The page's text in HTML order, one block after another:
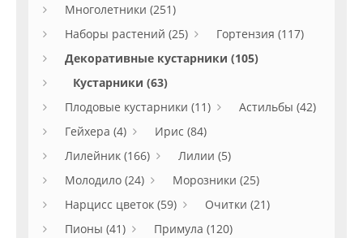
Многолетники (251)
Наборы растений (25)
Гортензия (117)
Декоративные кустарники (105)
Кустарники (63)
Плодовые кустарники (11)
Астильбы (42)
Гейхера (4)
Ирис (84)
Лилейник (166)
Лилии (5)
Молодило (24)
Морозники (25)
Нарцисс цветок (59)
Очитки (21)
Пионы (41)
Примула (120)